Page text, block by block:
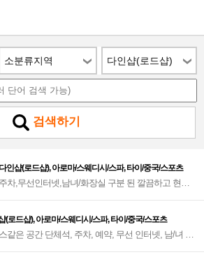
소분류지역 다인샵(로드샵)
검색하기
다인샵(로드샵), 아로마/스웨디시/스파, 타이/중국/스포츠
차,무선인터넷,남녀/화장실 구분 된 깔끔하고 현대
(로드샵), 아로마/스웨디시/스파, 타이/중국/스포츠
같은 공간 단체석, 주차, 예약, 무선 인터넷, 남/녀 화